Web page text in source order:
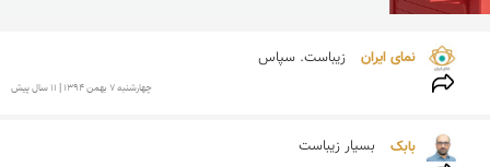
نمای ایران زیباست. سپاس
چهارشنبه 7 بهمن 1394 | 11 سال پیش
بابک بسیار زیباست